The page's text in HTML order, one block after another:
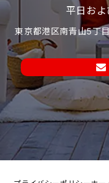
平日お
東京都港区南青山5丁